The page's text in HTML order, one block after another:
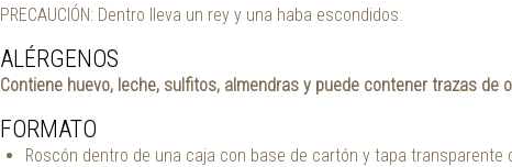
PRECAUCIÓN: Dentro lleva un rey y una haba escondidos.
ALÉRGENOS
Contiene huevo, leche, sulfitos, almendras y puede contener trazas de
FORMATO
Roscón dentro de una caja con base de cartón y tapa transparente